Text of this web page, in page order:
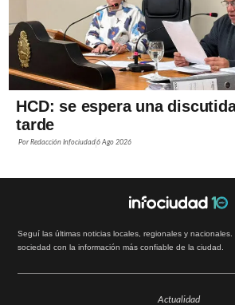
HCD: se espera una
tarde
PorRedacción Infociudad6 Ago 2026
Seguí las últimas noticias locales, regionales y
sociedad con la información más confiable de la ciudad.
Actualidad